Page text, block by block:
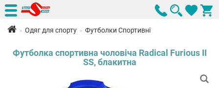
Одяг для спорту Футболки Спортивні
Футболка спортивна чоловіча Radical Furious II
SS, блакитна